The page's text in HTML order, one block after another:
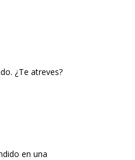
¿Te atreves?
en una